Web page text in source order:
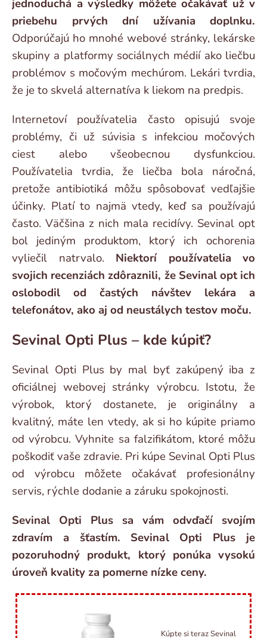
jednoduchá a výsledky môžete očakávať už v
priebehu prvých dní užívania doplnku.
Odporúčajú ho mnohé webové stránky, lekárske
skupiny a platformy sociálnych médií ako liečbu
problémov s močovým mechúrom. Lekári tvrdia,
že je to skvelá alternatíva k liekom na predpis.
Internetoví používatelia často opisujú svoje
problémy, či už súvisia s infekciou močových
ciest alebo všeobecnou dysfunkciou.
Používatelia tvrdia, že liečba bola náročná,
pretože antibiotiká môžu spôsobovať vedľajšie
účinky. Platí to najmä vtedy, keď sa používajú
často. Väčšina z nich mala recidívy. Sevinal opt
bol jediným produktom, ktorý ich ochorenia
vyliečil natrvalo. Niektorí používatelia vo
svojich recenziách zdôraznili, že Sevinal opt ich
oslobodil od častých návštev lekára a
telefonátov, ako aj od neustálych testov moču.
Sevinal Opti Plus – kde kúpiť?
Sevinal Opti Plus by mal byť zakúpený iba z
oficiálnej webovej stránky výrobcu. Istotu, že
výrobok, ktorý dostanete, je originálny a
kvalitný, máte len vtedy, ak si ho kúpite priamo
od výrobcu. Vyhnite sa falzifikátom, ktoré môžu
poškodiť vaše zdravie. Pri kúpe Sevinal Opti Plus
od výrobcu môžete očakávať profesionálny
servis, rýchle dodanie a záruku spokojnosti.
Sevinal Opti Plus sa vám odvďačí svojím
zdravím a šťastím. Sevinal Opti Plus je
pozoruhodný produkt, ktorý ponúka vysokú
úroveň kvality za pomerne nízke ceny.
Kúpte si teraz Sevinal